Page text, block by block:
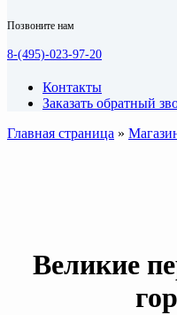
Позвоните нам
8-(495)-023-97-20
Контакты
Заказать обратный
Главная страница »
Великие